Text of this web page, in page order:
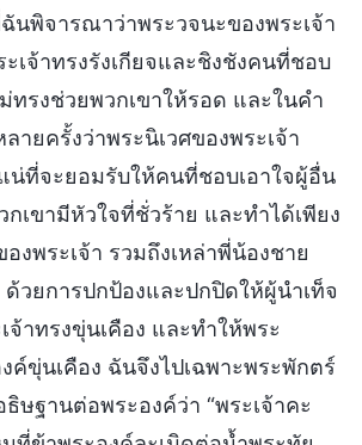
นพิจารณาว่าพระวจนะของพระเจ้า
ะเจ้าทรงรังเกียจและชิงชังคนที่ชอบ
ทรงช่วยพวกเขาให้รอด และในคำ
ายครั้งว่าพระนิเวศของพระเจ้า
น่ที่จะยอมรับให้คนที่ชอบเอาใจผู้อื่น
กเขามีหัวใจที่ชั่วร้าย และทำได้เพียง
งพระเจ้า รวมถึงเหล่าพี่น้องชาย
วยการปกป้องและปกปิดให้ผู้นำเท็จ
จ้าทรงขุ่นเคือง และทำให้พระ
ค์ขุ่นเคือง ฉันจึงไปเฉพาะพระพักตร์
ษฐานต่อพระองค์ว่า “พระเจ้าคะ